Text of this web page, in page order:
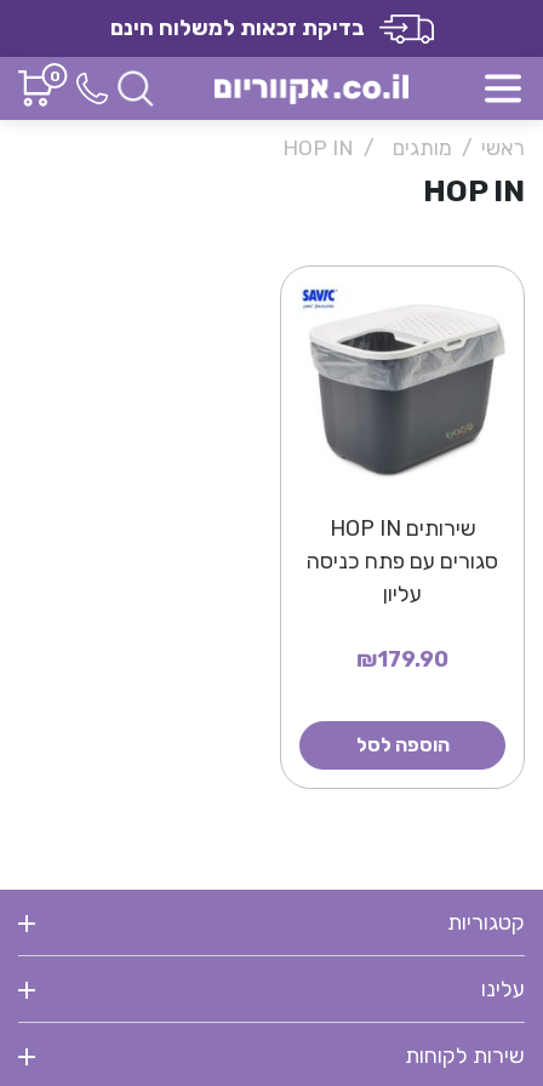
בדיקת זכאות למשלוח חינם
0
ראשי מותגים HOP IN
HOP IN
שירותים HOP IN
סגורים עם פתח כניסה
עליון
₪179.90
הוספה לסל
קטגוריות
עלינו
שירות לקוחות